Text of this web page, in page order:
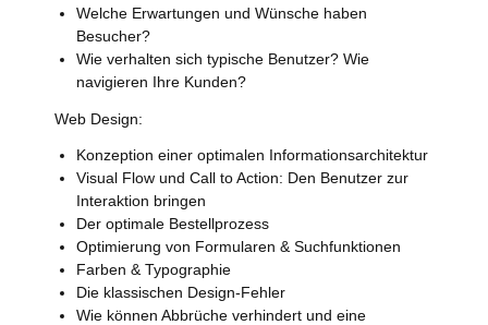
Welche Erwartungen und Wünsche haben
Besucher?
Wie verhalten sich typische Benutzer? Wie
navigieren Ihre Kunden?
Web Design:
Konzeption einer optimalen Informationsarchitektur
Visual Flow und Call to Action: Den Benutzer zur
Interaktion bringen
Der optimale Bestellprozess
Optimierung von Formularen & Suchfunktionen
Farben & Typographie
Die klassischen Design-Fehler
Wie können Abbrüche verhindert und eine